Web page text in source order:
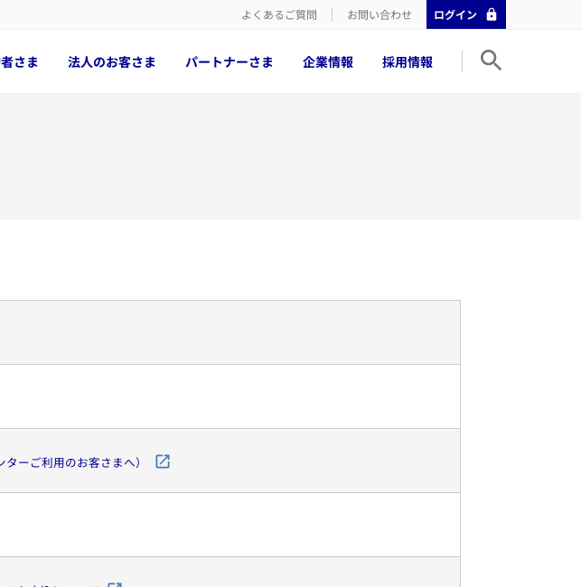
よくあるご質問 お問い合わせ ログイン
さま 法人のお客さま パートナーさま 企業情報 採用情報
ーご利用のお客さまへ）